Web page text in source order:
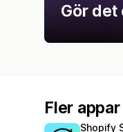
Gör det
Fler
Shopify